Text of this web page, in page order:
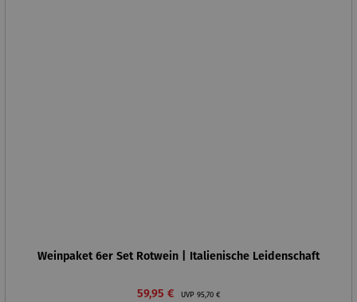
Weinpaket 6er Set Rotwein | Italienische Leidenschaft
Verkaufspreis:
59,95 € UVP Regulärer Preis:
95,70 €